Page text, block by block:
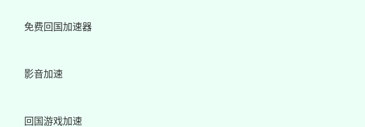
免费回国加速器
影音加速
回国游戏加速